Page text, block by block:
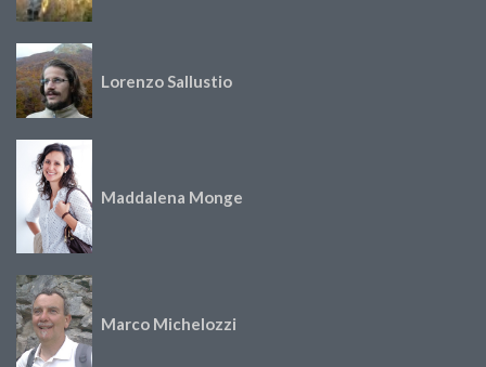
Lorenzo Sallustio
Maddalena Monge
Marco Michelozzi